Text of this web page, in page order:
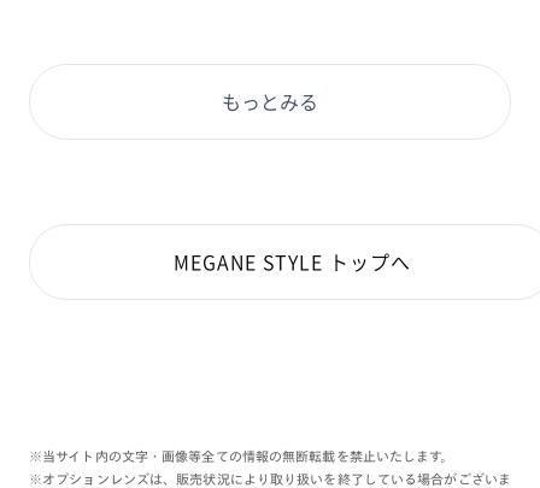
もっとみる
MEGANE STYLE トップへ
※当サイト内の文字・画像等全ての情報の無断転載を禁止いたします。
※オプションレンズは、販売状況により取り扱いを終了している場合がございま